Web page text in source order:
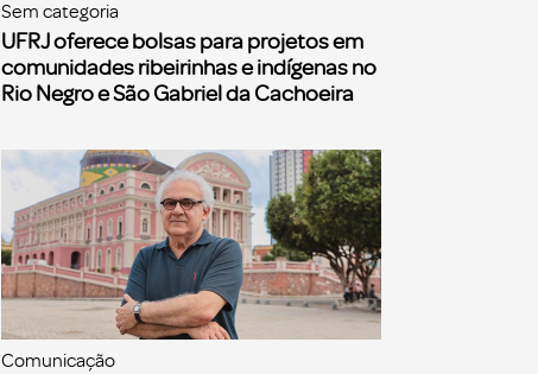
Sem categoria
UFRJ oferece bolsas para projetos em
comunidades ribeirinhas e indígenas no
Rio Negro e São Gabriel da Cachoeira
Comunicação